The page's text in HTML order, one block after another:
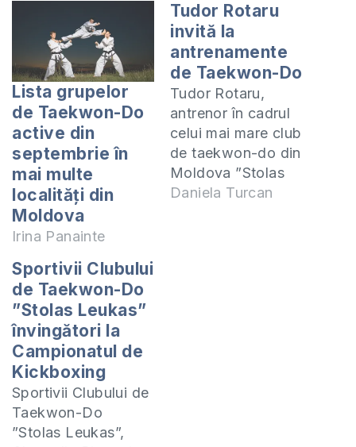
Lista grupelor
de Taekwon-Do
active din
septembrie în
mai multe
localități din
Moldova
Irina Panainte
Tudor Rotaru
invită la
antrenamente
de Taekwon-Do
Tudor Rotaru,
antrenor în cadrul
celui mai mare club
de taekwon-do din
Moldova ”Stolas
Leukas”, invită toți
Daniela Turcan
Sportivii Clubului
de Taekwon-Do
”Stolas Leukas”
învingători la
Campionatul de
Kickboxing
Sportivii Clubului de
Taekwon-Do
”Stolas Leukas”,